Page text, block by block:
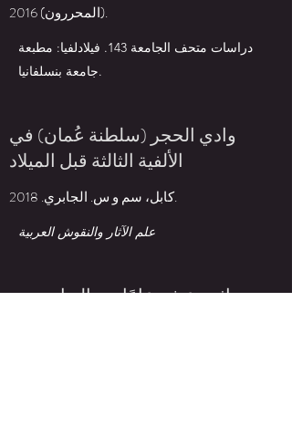
(المحررون) 2016.
دراسات متحف الجامعة 143. فيلادلفيا: مطبعة
جامعة بنسلفانيا.
وادي الحجر (سلطنة عُمان) في
الألفية الثالثة قبل الميلاد
كابل، سم و س. الجابري. 2018.
علم الآثار والنقوش العربية
اثني عشر عامًا من التعاون بين